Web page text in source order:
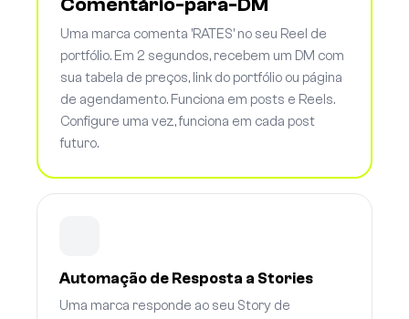
Uma marca comenta 'RATES' no seu Reel de
portfólio. Em 2 segundos, recebem um DM com
sua tabela de preços, link do portfólio ou página
de agendamento. Funciona em posts e Reels.
Configure uma vez, funciona em cada post
futuro.
Automação de Resposta a Stories
Uma marca responde ao seu Story de